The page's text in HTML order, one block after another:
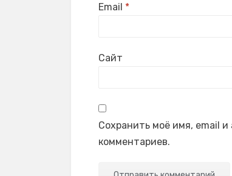
Email *
Сайт
Сохранить моё имя, email
комментариев.